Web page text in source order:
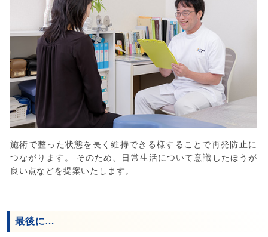
施術で整った状態を長く維持できる様することで再発防止に
つながります。 そのため、日常生活について意識したほうが
良い点などを提案いたします。
最後に…